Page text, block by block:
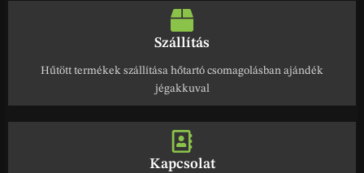
Szállítás
Hűtött termékek szállítása hőtartó csomagolásban ajándék
jégakkuval
Kapcsolat